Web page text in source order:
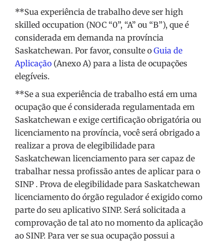
**Sua experiência de trabalho deve ser high
skilled occupation (NOC “0”, “A” ou “B”), que é
considerada em demanda na província
Saskatchewan. Por favor, consulte o Guia de
Aplicação (Anexo A) para a lista de ocupações
elegíveis.
**Se a sua experiência de trabalho está em uma
ocupação que é considerada regulamentada em
Saskatchewan e exige certificação obrigatória ou
licenciamento na província, você será obrigado a
realizar a prova de elegibilidade para
Saskatchewan licenciamento para ser capaz de
trabalhar nessa profissão antes de aplicar para o
SINP . Prova de elegibilidade para Saskatchewan
licenciamento do órgão regulador é exigido como
parte do seu aplicativo SINP. Será solicitada a
comprovação de tal ato no momento da aplicação
ao SINP. Para ver se sua ocupação possui a